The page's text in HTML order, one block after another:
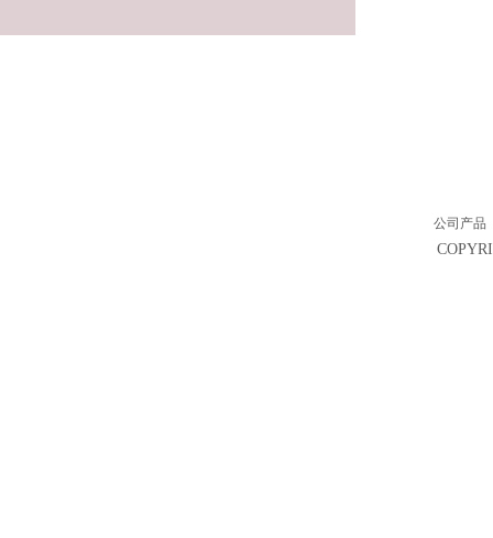
公司产品